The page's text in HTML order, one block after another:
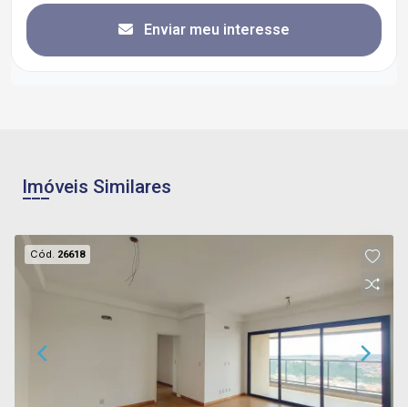
Enviar meu interesse
Imóveis Similares
Cód. 26618